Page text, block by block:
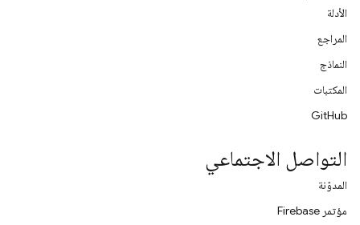
الأدلة
المراجع
النماذج
المكتبات
GitHub
التواصل الاجتماعي
المدوّنة
مؤتمر Firebase